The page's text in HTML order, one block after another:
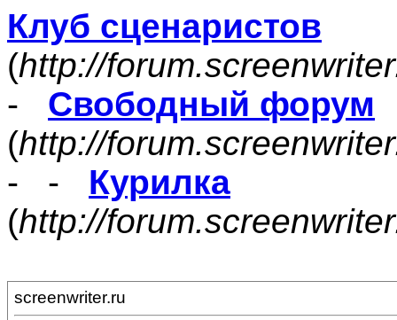
Клуб сценаристов
(http://
- Свободный форум
(http://
- - Курилка
(http://
screenwriter.ru